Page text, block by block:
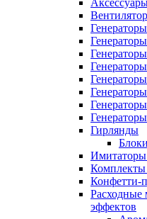
Гирлянды
Комплекты
Расходные
эффектов